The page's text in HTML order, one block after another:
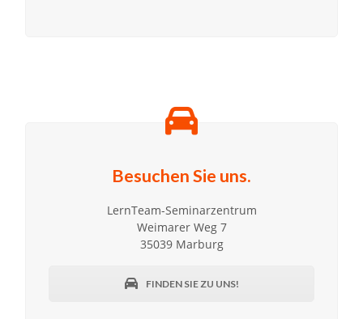
Besuchen Sie uns.
LernTeam-Seminarzentrum
Weimarer Weg 7
35039 Marburg
FINDEN SIE ZU UNS!